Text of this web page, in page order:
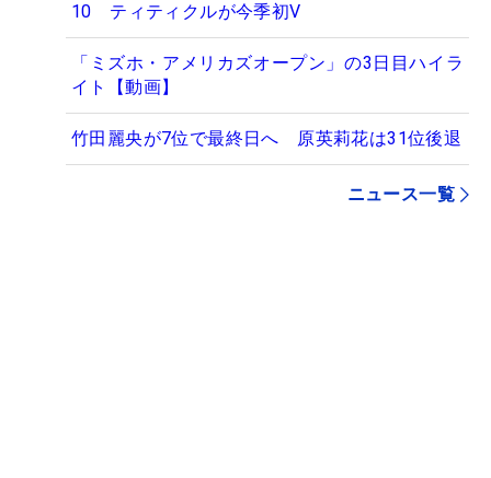
10 ティティクルが今季初V
「ミズホ・アメリカズオープン」の3日目ハイラ
イト【動画】
竹田麗央が7位で最終日へ 原英莉花は31位後退
ニュース一覧